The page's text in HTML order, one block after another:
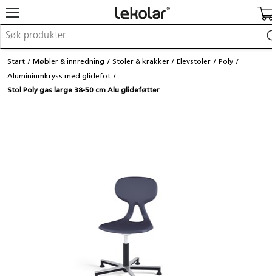
Møbler & innredning
Lekeplassutstyr & utemiljø
Kunst & håndverk
Leker & sykler
Start Møbler & innredning Stoler & krakker Elevstoler
Poly
Aluminiumkryss med glidefot
Stol Poly gas large 38-50 cm Alu glideføtter